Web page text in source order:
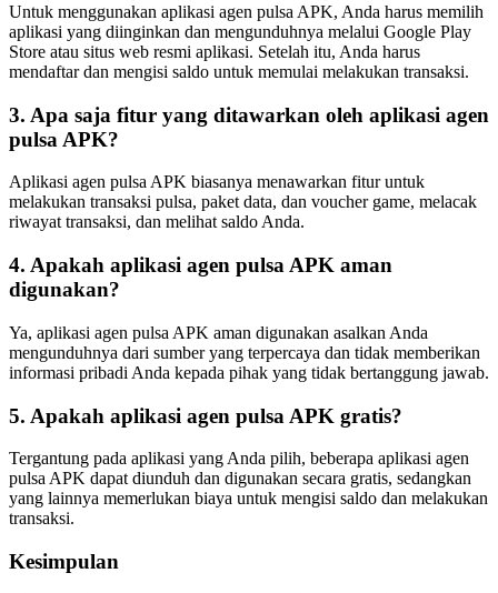
Untuk menggunakan aplikasi agen pulsa APK, Anda harus memilih
aplikasi yang diinginkan dan mengunduhnya melalui Google Play
Store atau situs web resmi aplikasi. Setelah itu, Anda harus
mendaftar dan mengisi saldo untuk memulai melakukan transaksi.
3. Apa saja fitur yang ditawarkan oleh aplikasi agen
pulsa APK?
Aplikasi agen pulsa APK biasanya menawarkan fitur untuk
melakukan transaksi pulsa, paket data, dan voucher game, melacak
riwayat transaksi, dan melihat saldo Anda.
4. Apakah aplikasi agen pulsa APK aman
digunakan?
Ya, aplikasi agen pulsa APK aman digunakan asalkan Anda
mengunduhnya dari sumber yang terpercaya dan tidak memberikan
informasi pribadi Anda kepada pihak yang tidak bertanggung jawab.
5. Apakah aplikasi agen pulsa APK gratis?
Tergantung pada aplikasi yang Anda pilih, beberapa aplikasi agen
pulsa APK dapat diunduh dan digunakan secara gratis, sedangkan
yang lainnya memerlukan biaya untuk mengisi saldo dan melakukan
transaksi.
Kesimpulan